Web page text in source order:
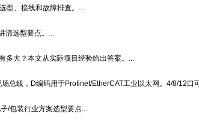
型、接线和故障排查。...
清选型要点。...
多大？本文从实际项目经验给出答案。...
总线，D编码用于Profinet/EtherCAT工业以太网。4/8/12口
/包装行业方案选型要点...